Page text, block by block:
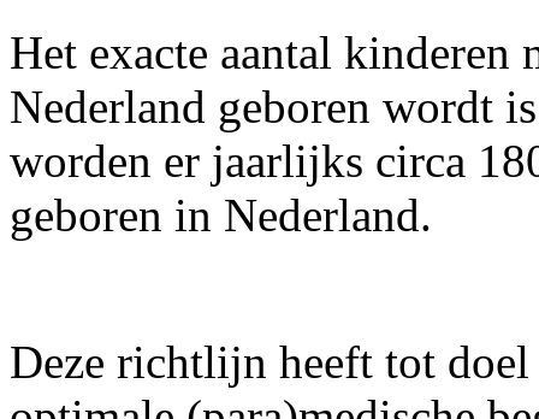
Het exacte aantal
Nederland geboren wordt
worden er jaarlijks circa
geboren in Nederland.
Deze richtlijn heeft tot